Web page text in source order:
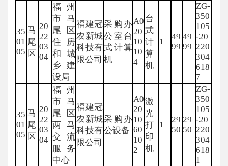
35
01
05
马
尾
区
20
22
03
04
福州
市马
尾区
住房
和城
乡建
设局
福建冠
农新城
科技有
限公司
采购办
公室台
式计算
机
A0
20
10
10
4
台
式
计
算
机
1
49
99
49
99
ZG-
350
105
-20
220
304
618
7
35
01
05
马
尾
区
20
22
03
04
福州
市马
尾区
两马
交流
服务
中心
福建冠
农新城
科技有
限公司
采购办
公设备
A0
20
10
60
10
2
激
光
打
印
机
1
29
50
29
50
ZG-
350
105
-20
220
304
618
1